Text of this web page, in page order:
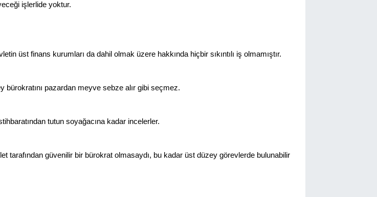
işlerlide yoktur.
üst finans kurumları da dahil olmak üzere hakkında hiçbir sıkıntılı iş olmamıştır.
bürokratını pazardan meyve sebze alır gibi seçmez.
tutun soyağacına kadar incelerler.
tarafından güvenilir bir bürokrat olmasaydı, bu kadar üst düzey görevlerde bulunabilir